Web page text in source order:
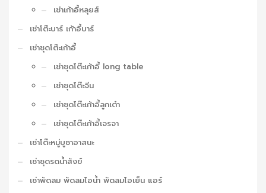
เช่าเก้าอี้หลุยส์
เช่าโต๊ะบาร์ เก้าอี้บาร์
เช่าชุดโต๊ะเก้าอี้
เช่าชุดโต๊ะเก้าอี้ long table
เช่าชุดโต๊ะจีน
เช่าชุดโต๊ะเก้าอี้ลูกเต๋า
เช่าชุดโต๊ะเก้าอี้เจรจา
เช่าโต๊ะหมู่บูชาอาสนะ
เช่าชุดรดน้ำสังข์
เช่าพัดลม พัดลมไอน้ำ พัดลมไอเย็น แอร์